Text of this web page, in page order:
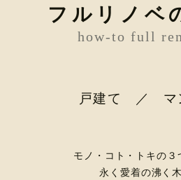
フルリノベ
how-to full
戸建て ／ マ
モノ・コト・トキの３
永く愛着の沸く